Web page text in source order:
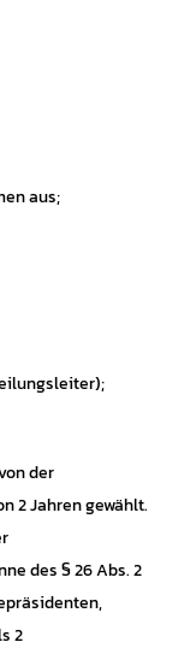
aus;
der
2 Jahren gewählt.
des § 26 Abs. 2
2